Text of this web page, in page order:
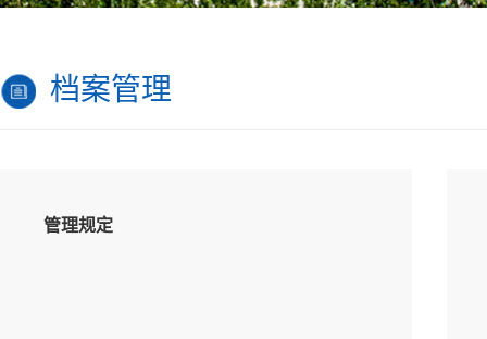
档案管理
管理规定